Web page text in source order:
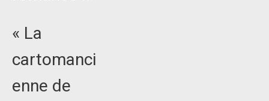
« La
cartomanci
enne de